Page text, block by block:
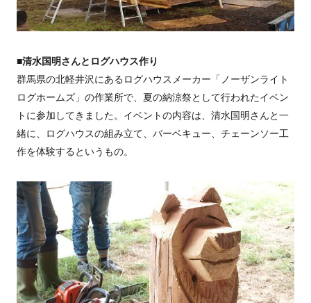
■清水国明さんとログハウス作り
群馬県の北軽井沢にあるログハウスメーカー「ノーザンライト
ログホームズ」の作業所で、夏の納涼祭として行われたイベン
トに参加してきました。イベントの内容は、清水国明さんと一
緒に、ログハウスの組み立て、バーベキュー、チェーンソー工
作を体験するというもの。